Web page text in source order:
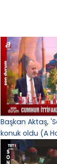
Başkan Aktaş,
konuk oldu (A